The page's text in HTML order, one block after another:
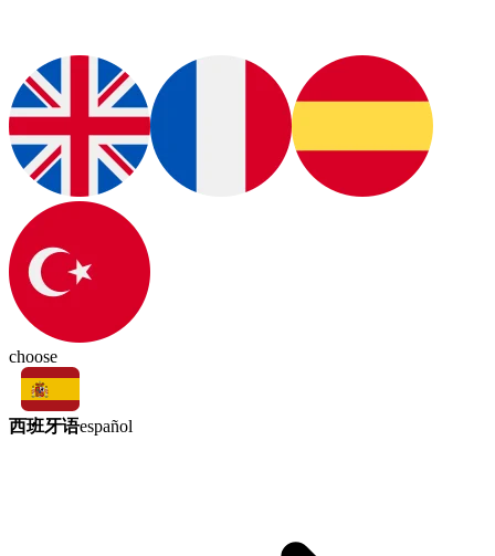
choose
西班牙语español